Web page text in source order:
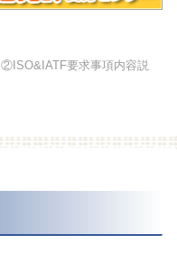
②ISO&IATF要求事項内容説